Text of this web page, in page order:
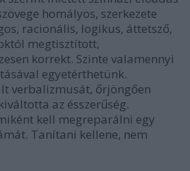
homályos, szerkezete
racionális, logikus, áttetsző,
megtisztított,
korrekt. Szinte valamennyi
egyetérthetünk.
verbalizmusát, őrjöngően
az ésszerűség.
kell megreparálni egy
Tanítani kellene, nem